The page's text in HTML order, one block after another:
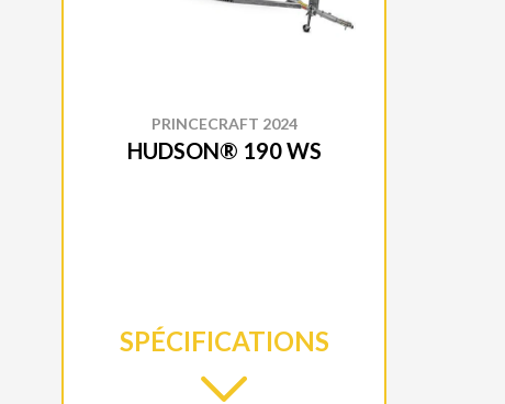
PRINCECRAFT 2024
HUDSON® 190 WS
SPÉCIFICATIONS